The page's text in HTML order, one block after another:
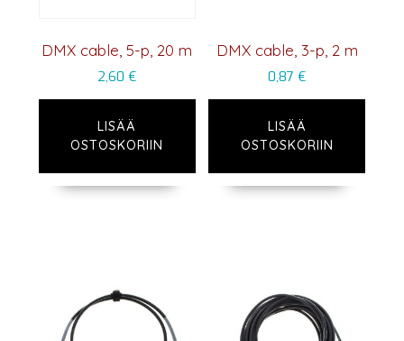
DMX cable, 5-p, 20 m
2,60€
LISÄÄ
OSTOSKORIIN
DMX cable, 3-p, 2 m
0,87€
LISÄÄ
OSTOSKORIIN